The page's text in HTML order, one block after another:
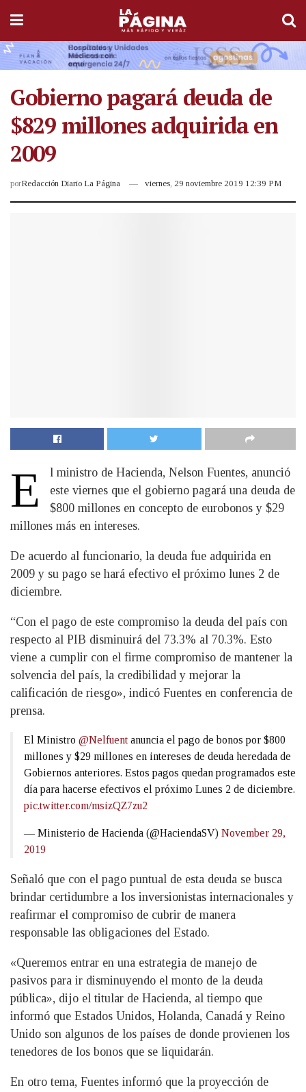
Gobierno pagará deuda de
$829 millones adquirida en
2009
porRedacción Diario La Página viernes, 29 noviembre 2019 12:39 PM
E
l ministro de Hacienda, Nelson Fuentes, anunció
este viernes que el gobierno pagará una deuda de
$800 millones en concepto de eurobonos y $29
millones más en intereses.
De acuerdo al funcionario, la deuda fue adquirida en
2009 y su pago se hará efectivo el próximo lunes 2 de
diciembre.
“Con el pago de este compromiso la deuda del país con
respecto al PIB disminuirá del 73.3% al 70.3%. Esto
viene a cumplir con el firme compromiso de mantener la
solvencia del país, la credibilidad y mejorar la
calificación de riesgo», indicó Fuentes en conferencia de
prensa.
El Ministro @Nelfuent anuncia el pago de bonos por $800
millones y $29 millones en intereses de deuda heredada de
Gobiernos anteriores. Estos pagos quedan programados este
día para hacerse efectivos el próximo Lunes 2 de diciembre.
pic.twitter.com/msizQZ7zu2
— Ministerio de Hacienda (@HaciendaSV) November 29,
2019
Señaló que con el pago puntual de esta deuda se busca
brindar certidumbre a los inversionistas internacionales y
reafirmar el compromiso de cubrir de manera
responsable las obligaciones del Estado.
«Queremos entrar en una estrategia de manejo de
pasivos para ir disminuyendo el monto de la deuda
pública», dijo el titular de Hacienda, al tiempo que
informó que Estados Unidos, Holanda, Canadá y Reino
Unido son algunos de los países de donde provienen los
tenedores de los bonos que se liquidarán.
En otro tema, Fuentes informó que la proyección de